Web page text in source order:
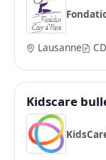
Lausanne
Kidscare